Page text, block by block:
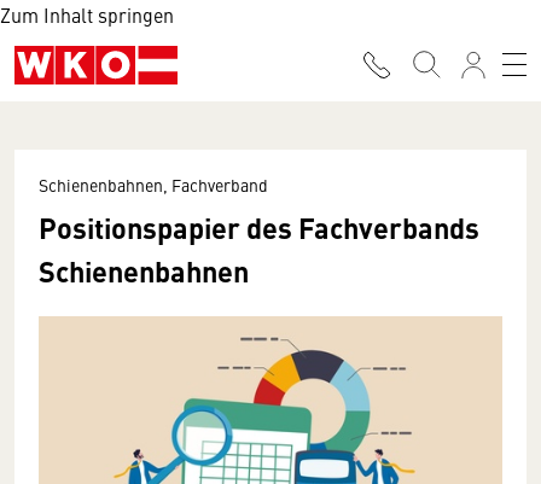
Zum Inhalt springen
Schienenbahnen, Fachverband
Positionspapier des Fach­verbands
Schienen­bahnen